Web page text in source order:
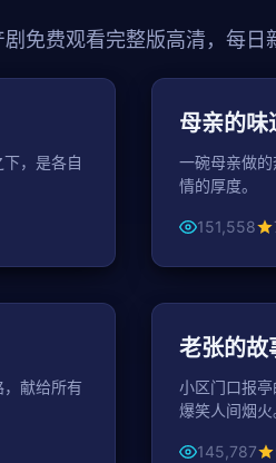
免费观看完整版高清，每日
50分钟 / 集
，是各自
家庭
母亲的味
一碗母亲做
情的厚度。
151,558
45分钟 / 集
献给所有
喜剧
老张的故
小区门口报
爆笑人间烟火
145,787